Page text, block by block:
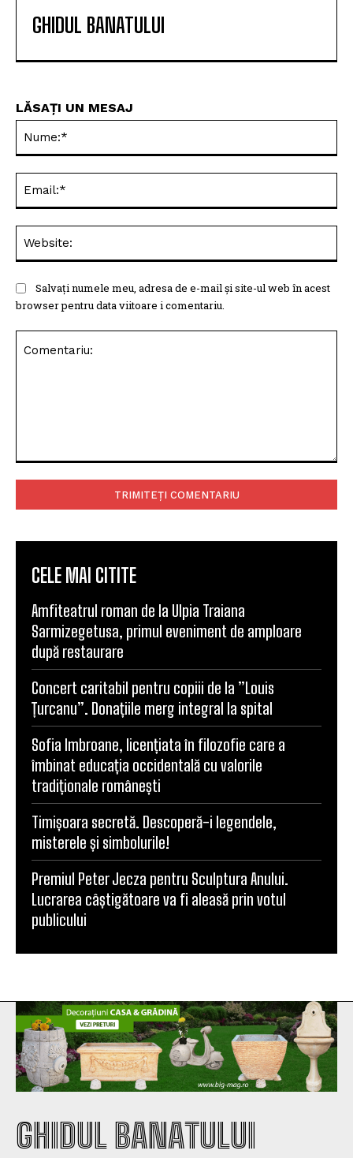
GHIDUL BANATULUI
LĂSAȚI UN MESAJ
Salvați numele meu, adresa de e-mail și site-ul web în acest
browser pentru data viitoare i comentariu.
CELE MAI CITITE
Amfiteatrul roman de la Ulpia Traiana
Sarmizegetusa, primul eveniment de amploare
după restaurare
Concert caritabil pentru copiii de la ”Louis
Țurcanu”. Donațiile merg integral la spital
Sofia Imbroane, licențiata în filozofie care a
îmbinat educația occidentală cu valorile
tradiționale românești
Timișoara secretă. Descoperă-i legendele,
misterele și simbolurile!
Premiul Peter Jecza pentru Sculptura Anului.
Lucrarea câștigătoare va fi aleasă prin votul
publicului
GHIDUL BANATULUI